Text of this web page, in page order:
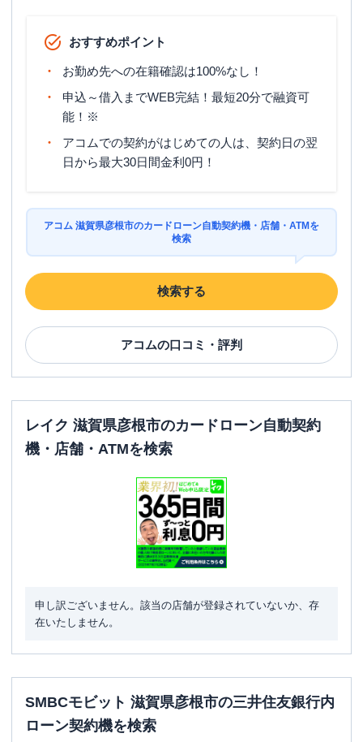
おすすめポイント
お勤め先への在籍確認は100%なし！
申込～借入までWEB完結！最短20分で融資可
能！※
アコムでの契約がはじめての人は、契約日の翌
日から最大30日間金利0円！
アコム 滋賀県彦根市のカードローン自動契約機・店舗・ATMを
検索
検索する
アコムの口コミ・評判
レイク 滋賀県彦根市のカードローン自動契約
機・店舗・ATMを検索
申し訳ございません。該当の店舗が登録されていないか、存
在いたしません。
SMBCモビット 滋賀県彦根市の三井住友銀行内
ローン契約機を検索